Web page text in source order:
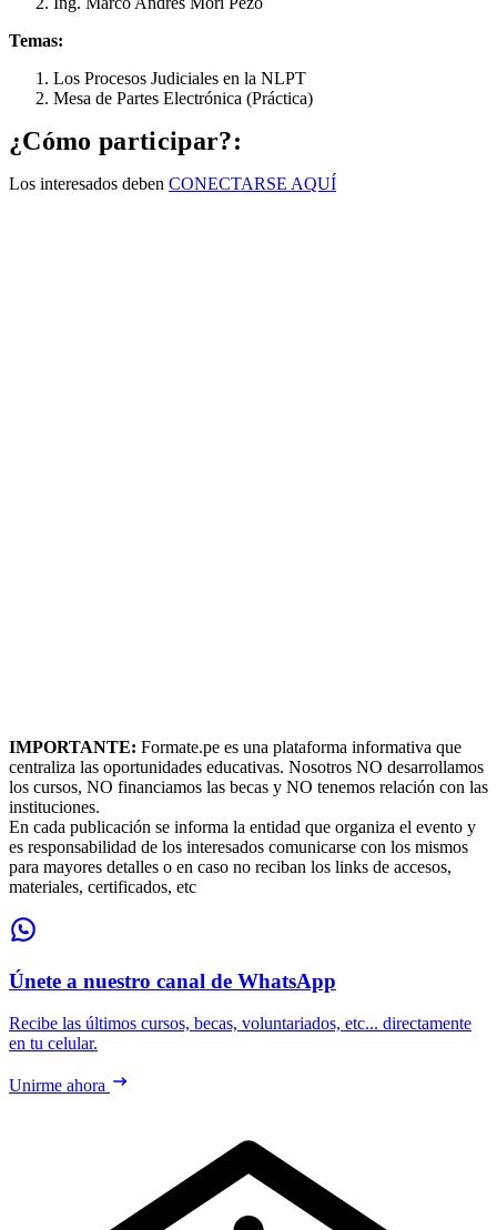
Temas:
Los Procesos Judiciales en la NLPT
Mesa de Partes Electrónica (Práctica)
¿Cómo participar?:
Los interesados deben CONECTARSE AQUÍ
IMPORTANTE: Formate.pe es una plataforma informativa que
centraliza las oportunidades educativas. Nosotros NO desarrollamos
los cursos, NO financiamos las becas y NO tenemos relación con las
instituciones.
En cada publicación se informa la entidad que organiza el evento y
es responsabilidad de los interesados comunicarse con los mismos
para mayores detalles o en caso no reciban los links de accesos,
materiales, certificados, etc
Únete a nuestro canal de WhatsApp
Recibe las últimos cursos, becas, voluntariados, etc... directamente
en tu celular.
Unirme ahora